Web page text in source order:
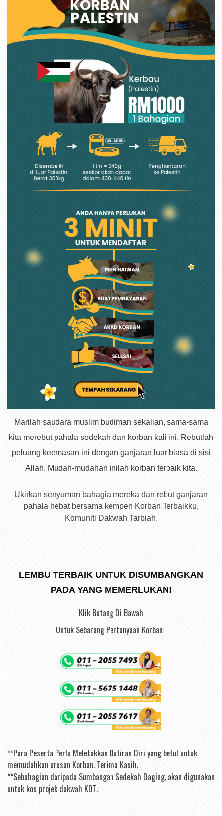
Marilah saudara muslim budiman sekalian, sama-sama
kita merebut pahala sedekah dan korban kali ini. Rebutlah
peluang keemasan ini dengan ganjaran luar biasa di sisi
Allah. Mudah-mudahan inilah korban terbaik kita.
Ukirkan senyuman bahagia mereka dan rebut ganjaran
pahala hebat bersama kempen Korban Terbaikku,
Komuniti Dakwah Tarbiah.
LEMBU TERBAIK UNTUK DISUMBANGKAN
PADA YANG MEMERLUKAN!
Klik Butang Di Bawah
Untuk Sebarang Pertanyaan Korban:
**Para Peserta Perlu Meletakkan Butiran Diri yang betul untuk
memudahkan urusan Korban. Terima Kasih.
**Sebahagian daripada Sumbangan Sedekah Daging, akan digunakan
untuk kos projek dakwah KDT.